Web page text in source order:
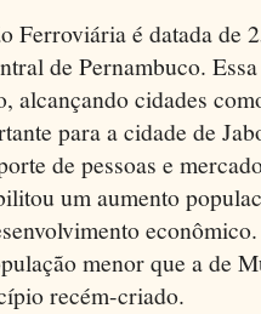
Ferroviária é datada de
de Pernambuco.
alcançando cidades
para a cidade de
de pessoas e
um aumento
menor que a de
recém-criado.